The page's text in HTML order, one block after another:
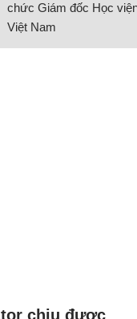
chức Giám đốc Học
Việt Nam
chịu được